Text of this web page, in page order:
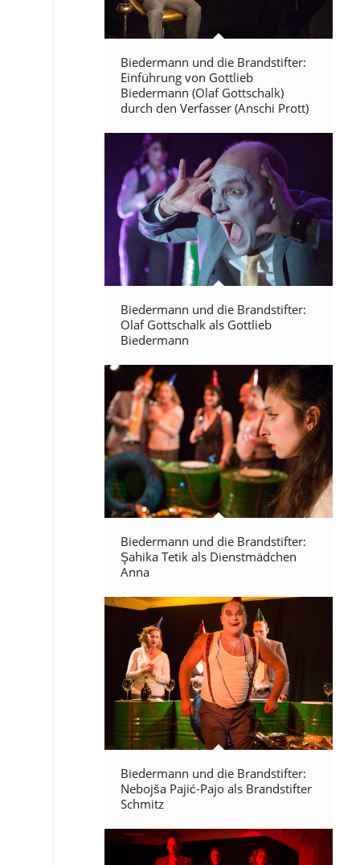
Biedermann und die Brandstifter:
Einführung von Gottlieb
Biedermann (Olaf Gottschalk)
durch den Verfasser (Anschi Prott)
Biedermann und die Brandstifter:
Olaf Gottschalk als Gottlieb
Biedermann
Biedermann und die Brandstifter:
Şahika Tetik als Dienstmädchen
Anna
Biedermann und die Brandstifter:
Nebojša Pajić-Pajo als Brandstifter
Schmitz